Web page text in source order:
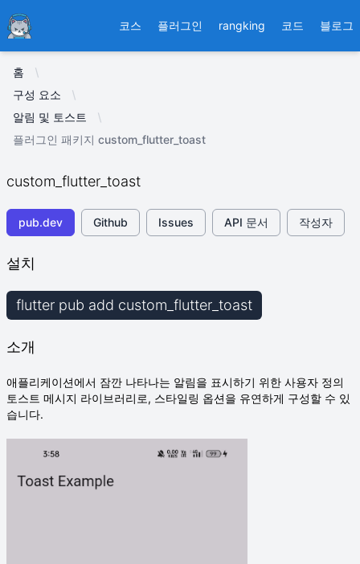
Ducafecat 코스 플러그인 rangking 코드 블로그
홈
구성 요소
알림 및 토스트
플러그인 패키지 custom_flutter_toast
custom_flutter_toast
pub.dev Github Issues API 문서 작성자
설치
flutter pub add custom_flutter_toast
소개
애플리케이션에서 잠깐 나타나는 알림을 표시하기 위한 사용자 정의
토스트 메시지 라이브러리로, 스타일링 옵션을 유연하게 구성할 수 있
습니다.